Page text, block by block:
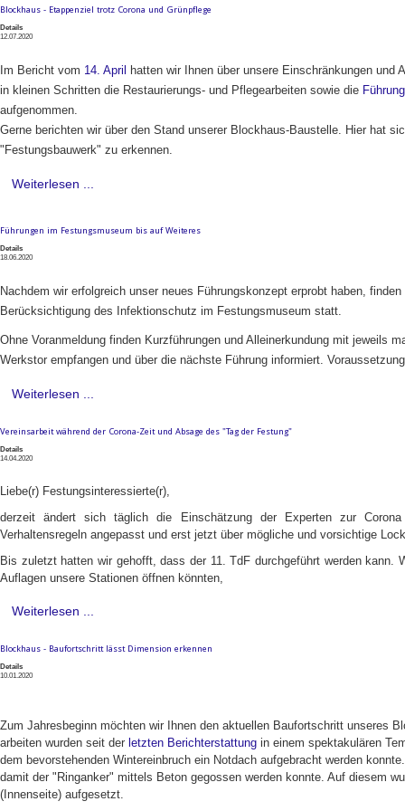
Blockhaus - Etappenziel trotz Corona und Grünpflege
Details
12.07.2020
Im Bericht vom 14. April
hatten wir Ihnen über unsere Einschränkungen und
in kleinen Schritten die Restaurierungs- und Pflegearbeiten sowie die
aufgenommen.
Gerne berichten wir über den Stand unserer Blockhaus-Baustelle. Hier hat
"Festungsbauwerk" zu erkennen.
Weiterlesen ...
Führungen im Festungsmuseum bis auf Weiteres
Details
18.06.2020
Nachdem wir erfolgreich unser neues Führungskonzept erprobt haben,
Berücksichtigung des Infektionschutz im Festungsmuseum statt.
Ohne Voranmeldung finden Kurzführungen und Alleinerkundung mit jeweils
Werkstor empfangen und über die nächste Führung informiert.
Weiterlesen ...
Vereinsarbeit während der Corona-Zeit und Absage des "Tag der Festung"
Details
14.04.2020
Liebe(r) Festungsinteressierte(r),
derzeit ändert sich täglich die Einschätzung der Experten zur
Verhaltensregeln angepasst und erst jetzt über mögliche und vorsichtige
Bis zuletzt hatten wir gehofft, dass der 11. TdF durchgeführt werden
Auflagen unsere Stationen öffnen könnten,
Weiterlesen ...
Blockhaus - Baufortschritt lässt Dimension erkennen
Details
10.01.2020
Zum Jahresbeginn möchten wir Ihnen den aktuellen Baufortschritt unseres
arbeiten wurden seit der letzten Berichterstattung in einem spektakulären
dem bevorstehenden Wintereinbruch ein Notdach aufgebracht werden
damit der "Ringanker" mittels Beton gegossen werden konnte. Auf diesem
(Innenseite) aufgesetzt.